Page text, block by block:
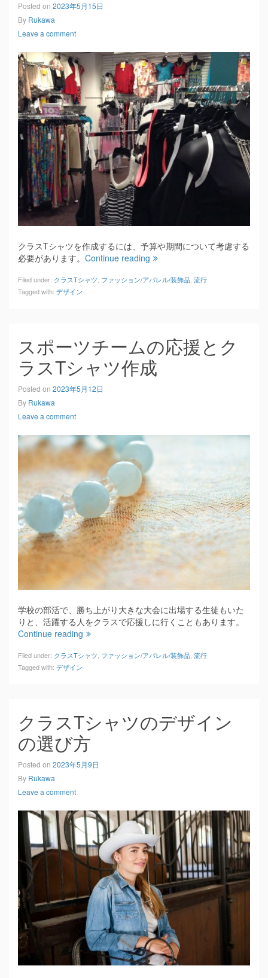
Posted on 2023年5月15日
By Rukawa
Leave a comment
クラスTシャツを作成するには、予算や期間について考慮する
必要があります。 Continue reading
Filed under: クラスTシャツ ファッション/アパレル/装飾品 流行
Tagged with: デザイン
スポーツチームの応援とク
ラスTシャツ作成
Posted on 2023年5月12日
By Rukawa
Leave a comment
学校の部活で、勝ち上がり大きな大会に出場する生徒もいた
りと、活躍する人をクラスで応援しに行くこともあります。
Continue reading
Filed under: クラスTシャツ ファッション/アパレル/装飾品 流行
Tagged with: デザイン
クラスTシャツのデザイン
の選び方
Posted on 2023年5月9日
By Rukawa
Leave a comment